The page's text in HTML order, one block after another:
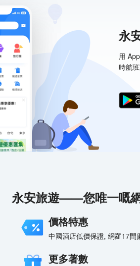
永
用
時航
永安旅遊——您唯一嘅
價格特惠
中國酒店低價保證, 網羅17間
更多著數